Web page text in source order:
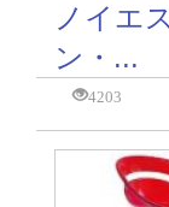
ノイエ
ン・...
4203